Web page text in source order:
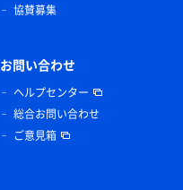
協賛募集
お問い合わせ
ヘルプセンター
総合お問い合わせ
ご意見箱